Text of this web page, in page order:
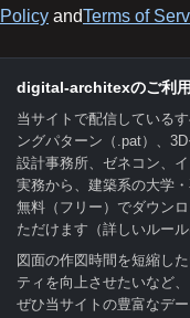
Policy andTerms of
digital-architexのご利
当サイトで配信している
ングパターン（.pat）、
設計事務所、ゼネコン、
実務から、建築系の大学
無料（フリー）でダウン
ただけます（詳しいルー
図面の作図時間を短縮し
ティを向上させたいなど
ぜひ当サイトの豊富なデ